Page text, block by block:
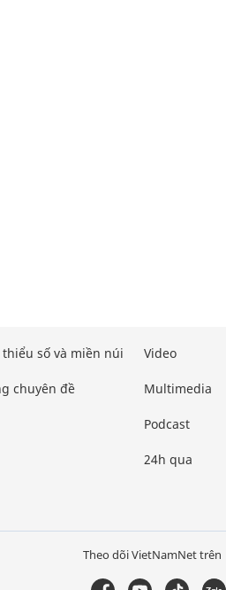
thiểu số và miền núi
chuyên đề
Video
Multimedia
Podcast
24h qua
Theo dõi VietNamNet trên